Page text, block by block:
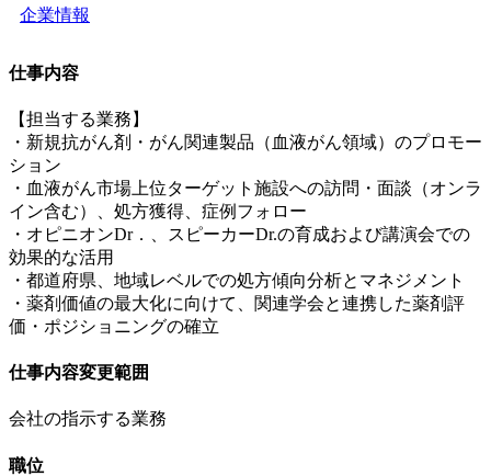
企業情報
仕事内容
【担当する業務】
・新規抗がん剤・がん関連製品（血液がん領域）のプロモー
ション
・血液がん市場上位ターゲット施設への訪問・面談（オンラ
イン含む）、処方獲得、症例フォロー
・オピニオンDr．、スピーカーDr.の育成および講演会での
効果的な活用
・都道府県、地域レベルでの処方傾向分析とマネジメント
・薬剤価値の最大化に向けて、関連学会と連携した薬剤評
価・ポジショニングの確立
仕事内容変更範囲
会社の指示する業務
職位